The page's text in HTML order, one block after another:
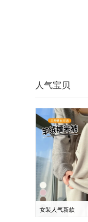
人气宝贝
女装人气新款